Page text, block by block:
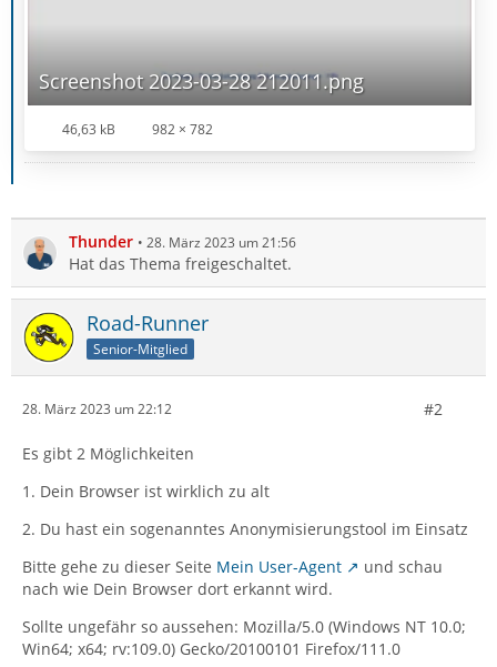
Screenshot 2023-03-28 212011.png
46,63 kB 982 × 782
Thunder 28. März 2023 um 21:56
Hat das Thema freigeschaltet.
Road-Runner
Senior-Mitglied
28. März 2023 um 22:12 #2
Es gibt 2 Möglichkeiten
1. Dein Browser ist wirklich zu alt
2. Du hast ein sogenanntes Anonymisierungstool im Einsatz
Bitte gehe zu dieser Seite Mein User-Agent
und schau
nach wie Dein Browser dort erkannt wird.
Sollte ungefähr so aussehen: Mozilla/5.0 (Windows NT 10.0;
Win64; x64; rv:109.0) Gecko/20100101 Firefox/111.0